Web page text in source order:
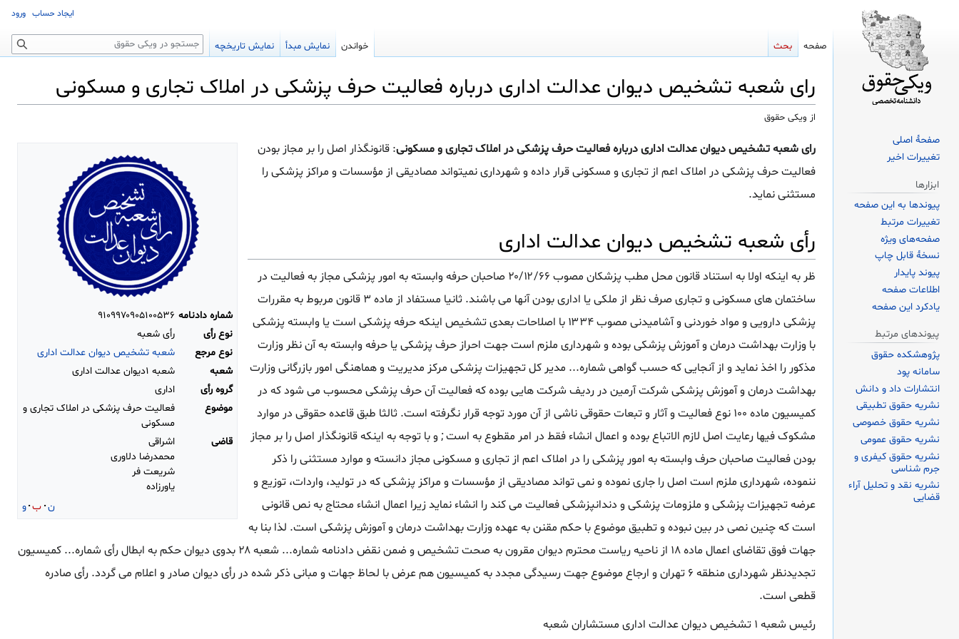
رای شعبه تشخیص دیوان عدالت اداری درباره فعالیت حرف پزشکی در املاک تجاری و مسکونی
از ویکی حقوق
پرش
ناوبری
پرش
جستجو
شماره دادنامه ۹۱۰۹۹۷۰۹۰۵۱۰۰۵۳۶
نوع رأی
رأی شعبه
نوع مرجع
شعبه تشخیص دیوان عدالت اداری
شعبه
شعبه ۱دیوان عدالت اداری
گروه رأی
اداری
موضوع
فعالیت حرف پزشکی در املاک تجاری و
مسکونی
قاضی
اشراقی
محمدرضا دلاوری
شریعت فر
یاورزاده
ن ب و
رای شعبه تشخیص دیوان عدالت اداری درباره فعالیت حرف پزشکی در املاک تجاری و مسکونی: قانونگذار اصل را بر مجاز بودن
فعالیت حرف پزشکی در املاک اعم از تجاری و مسکونی قرار داده و شهرداری نمیتواند مصادیقی از مؤسسات و مراکز پزشکی را
مستثنی نماید.
رأی شعبه تشخیص دیوان عدالت اداری
ظر به اینکه اولا به استناد قانون محل مطب پزشکان مصوب ۲۰/۱۲/۶۶ صاحبان حرفه وابسته به امور پزشکی مجاز به فعالیت در
ساختمان های مسکونی و تجاری صرف نظر از ملکی یا اداری بودن آنها می باشند. ثانیا مستفاد از ماده ۳ قانون مربوط به مقررات
پزشکی دارویی و مواد خوردنی و آشامیدنی مصوب ۱۳۳۴ با اصلاحات بعدی تشخیص اینکه حرفه پزشکی است یا وابسته پزشکی
با وزارت بهداشت درمان و آموزش پزشکی بوده و شهرداری ملزم است جهت احراز حرف پزشکی یا حرفه وابسته به آن نظر وزارت
مذکور را اخذ نماید و از آنجایی که حسب گواهی شماره... مدیر کل تجهیزات پزشکی مرکز مدیریت و هماهنگی امور بازرگانی وزارت
بهداشت درمان و آموزش پزشکی شرکت آرمین در ردیف شرکت هایی بوده که فعالیت آن حرف پزشکی محسوب می شود که در
کمیسیون ماده ۱۰۰ نوع فعالیت و آثار و تبعات حقوقی ناشی از آن مورد توجه قرار نگرفته است. ثالثا طبق قاعده حقوقی در موارد
مشکوک فیها رعایت اصل لازم الاتباع بوده و اعمال انشاء فقط در امر مقطوع به است ; و با توجه به اینکه قانونگذار اصل را بر مجاز
بودن فعالیت صاحبان حرف وابسته به امور پزشکی را در املاک اعم از تجاری و مسکونی مجاز دانسته و موارد مستثنی را ذکر
ننموده، شهرداری ملزم است اصل را جاری نموده و نمی تواند مصادیقی از مؤسسات و مراکز پزشکی که در تولید، واردات، توزیع و
عرضه تجهیزات پزشکی و ملزومات پزشکی و دندانپزشکی فعالیت می کند را انشاء نماید زیرا اعمال انشاء محتاج به نص قانونی
است که چنین نصی در بین نبوده و تطبیق موضوع با حکم مقنن به عهده وزارت بهداشت درمان و آموزش پزشکی است. لذا بنا به
جهات فوق تقاضای اعمال ماده ۱۸ از ناحیه ریاست محترم دیوان مقرون به صحت تشخیص و ضمن نقض دادنامه شماره... شعبه ۲۸ بدوی دیوان حکم به ابطال رأی شماره... کمیسیون
تجدیدنظر شهرداری منطقه ۶ تهران و ارجاع موضوع جهت رسیدگی مجدد به کمیسیون هم عرض با لحاظ جهات و مبانی ذکر شده در رأی دیوان صادر و اعلام می گردد. رأی صادره
قطعی است.
رئیس شعبه ۱ تشخیص دیوان عدالت اداری مستشاران شعبه
ایجاد حساب ورود
صفحه بحث خواندن نمایش مبدأ نمایش تاریخچه جستجو
صفحهٔ اصلی
تغییرات اخیر
ابزارها
پیوندها به این صفحه
تغییرات مرتبط
صفحه‌های ویژه
نسخهٔ قابل چاپ
پیوند پایدار
اطلاعات صفحه
یادکرد این صفحه
پیوندهای مرتبط
پژوهشکده حقوق
سامانه پود
انتشارات داد و دانش
نشریه حقوق تطبیقی
نشریه حقوق خصوصی
نشریه حقوق عمومی
نشریه حقوق کیفری و
جرم شناسی
نشریه نقد و تحلیل آراء
قضایی